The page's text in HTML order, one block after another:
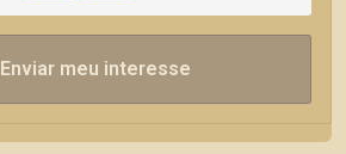
Enviar meu interesse